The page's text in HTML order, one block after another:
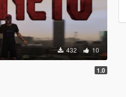
432 10
1.0